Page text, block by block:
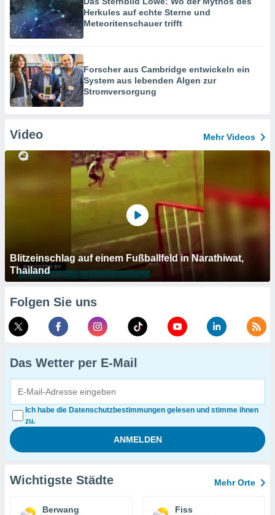
Herkules auf echte Sterne und
Meteoritenschauer trifft
Forscher aus Cambridge entwickeln ein
System aus lebenden Algen zur
Stromversorgung
Video Mehr Videos
Blitzeinschlag auf einem Fußballfeld in Narathiwat,
Thailand
Folgen Sie uns
Das Wetter per E-Mail
Ich habe die Datenschutzbestimmungen gelesen und stimme ihnen
zu.
Wichtigste Städte Mehr Orte
Berwang Fiss